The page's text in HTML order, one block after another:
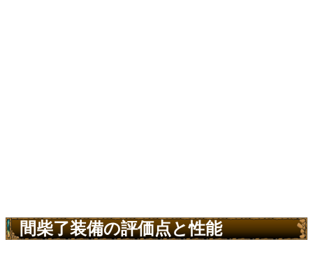
間柴了装備の評価点と性能